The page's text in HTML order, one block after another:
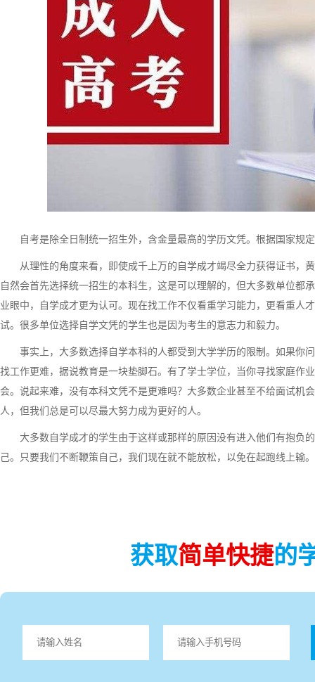
自考是除全日制统一招生外，含金量最高的学历文凭。根据国家规
从理性的角度来看，即使成千上万的自学成才竭尽全力获得证书，
自然会首先选择统一招生的本科生，这是可以理解的，但大多数单位
业眼中，自学成才更为认可。现在找工作不仅看重学习能力，更看重人
试。很多单位选择自学文凭的学生也是因为考生的意志力和毅力。
事实上，大多数选择自学本科的人都受到大学学历的限制。如果你
找工作更难，据说教育是一块垫脚石。有了学士学位，当你寻找家庭作
会。说起来难，没有本科文凭不是更难吗？大多数企业甚至不给面试机
人，但我们总是可以尽最大努力成为更好的人。
大多数自学成才的学生由于这样或那样的原因没有进入他们有抱负
己。只要我们不断鞭策自己，我们现在就不能放松，以免在起跑线上输。
获取简单快捷的